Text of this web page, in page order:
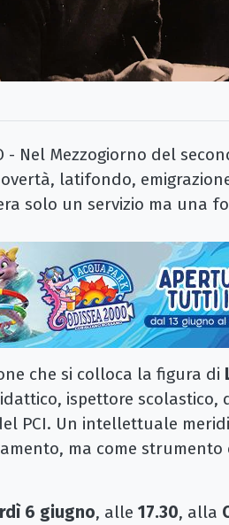
- Nel Mezzogiorno del
latifondo,
solo un servizio ma una
che si colloca la figura di
ispettore scolastico,
PCI. Un intellettuale
ma come strumento
6 giugno, alle 17.30, alla